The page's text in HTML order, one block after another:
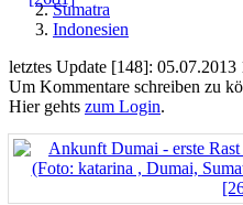
Sumatra
Indonesien
letztes Update [148]: 05.07.2013
Um Kommentare schreiben zu
Hier gehts zum Login.